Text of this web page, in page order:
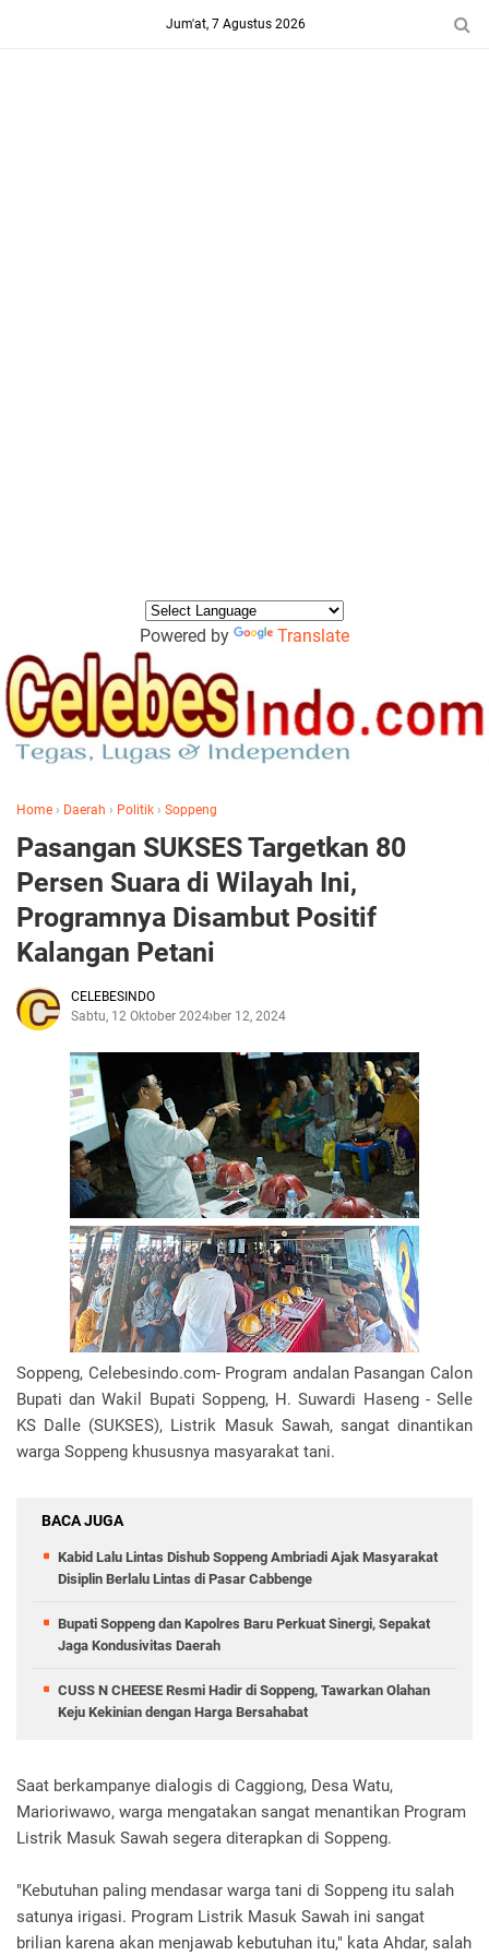
Jum'at, 7 Agustus 2026
Powered by Translate
Home › Daerah › Politik › Soppeng
Pasangan SUKSES Targetkan 80
Persen Suara di Wilayah Ini,
Programnya Disambut Positif
Kalangan Petani
CELEBESINDO
Sabtu, 12 Oktober 2024Oktober 12, 2024
Soppeng, Celebesindo.com- Program andalan Pasangan Calon
Bupati dan Wakil Bupati Soppeng, H. Suwardi Haseng - Selle
KS Dalle (SUKSES), Listrik Masuk Sawah, sangat dinantikan
warga Soppeng khususnya masyarakat tani.
BACA JUGA
Kabid Lalu Lintas Dishub Soppeng Ambriadi Ajak Masyarakat
Disiplin Berlalu Lintas di Pasar Cabbenge
Bupati Soppeng dan Kapolres Baru Perkuat Sinergi, Sepakat
Jaga Kondusivitas Daerah
CUSS N CHEESE Resmi Hadir di Soppeng, Tawarkan Olahan
Keju Kekinian dengan Harga Bersahabat
Saat berkampanye dialogis di Caggiong, Desa Watu,
Marioriwawo, warga mengatakan sangat menantikan Program
Listrik Masuk Sawah segera diterapkan di Soppeng.
"Kebutuhan paling mendasar warga tani di Soppeng itu salah
satunya irigasi. Program Listrik Masuk Sawah ini sangat
brilian karena akan menjawab kebutuhan itu," kata Ahdar, salah